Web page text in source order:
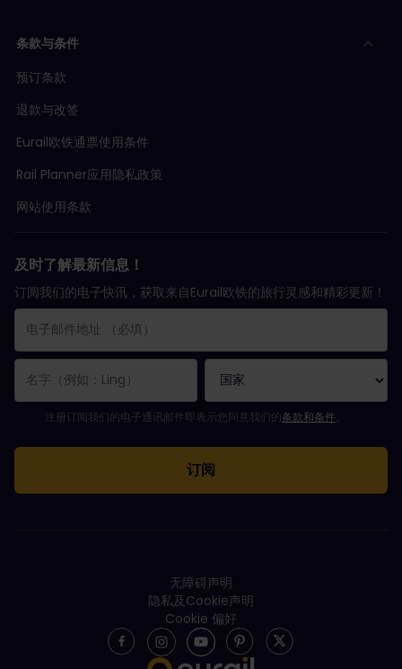
条款与条件
预订条款
退款与改签
Eurail欧铁通票使用条件
Rail Planner应用隐私政策
网站使用条款
及时了解最新信息！
订阅我们的电子快讯，获取来自Eurail欧铁的旅行灵感和精彩更新！
您已成功订阅。
电子邮件地址栏为必填栏！
电子邮件地址无效！
订阅电子通讯时出错。请稍后重试。
您已订阅此电子通讯！
请同意有关订阅电子通讯的条款和条件。
注册订阅我们的电子通讯邮件即表示您同意我们的条款和条件
无障碍声明
隐私及Cookie声明
Cookie 偏好